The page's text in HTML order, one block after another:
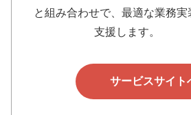
と組み合わせで、最適な業務実
支援します。
サービスサイト